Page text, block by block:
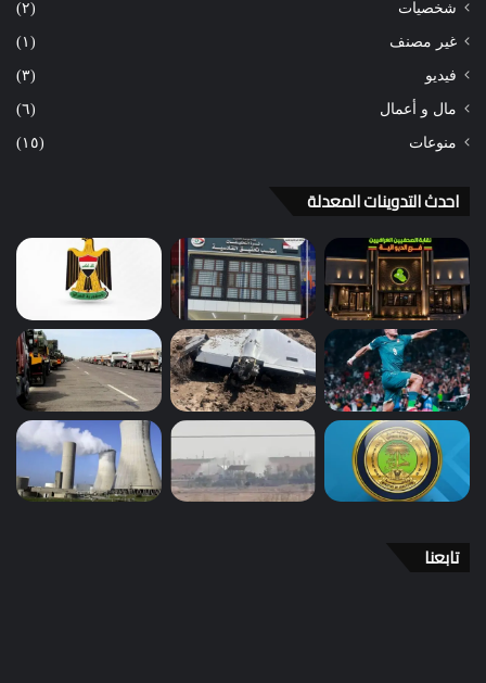
شخصيات (٢)
غير مصنف (١)
فيديو (٣)
مال و أعمال (٦)
منوعات (١٥)
احدث التدوينات المعدلة
تابعنا